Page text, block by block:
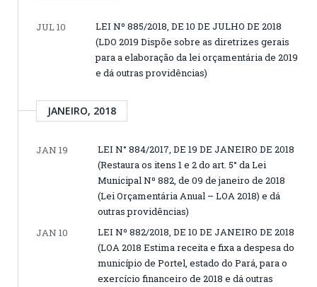
JUL 10
LEI Nº 885/2018, DE 10 DE JULHO DE 2018
(LDO 2019 Dispõe sobre as diretrizes gerais
para a elaboração da lei orçamentária de 2019
e dá outras providências)
JANEIRO, 2018
JAN 19
LEI N° 884/2017, DE 19 DE JANEIRO DE 2018
(Restaura os itens 1 e 2 do art. 5° da Lei
Municipal Nº 882, de 09 de janeiro de 2018
(Lei Orçamentária Anual – LOA 2018) e dá
outras providências)
JAN 10
LEI Nº 882/2018, DE 10 DE JANEIRO DE 2018
(LOA 2018 Estima receita e fixa a despesa do
município de Portel, estado do Pará, para o
exercício financeiro de 2018 e dá outras